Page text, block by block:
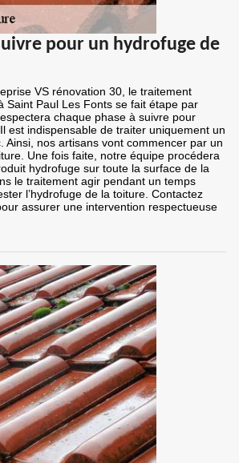
pour un hydrofuge de
VS rénovation 30, le traitement
Saint Paul Les Fonts se fait étape par
chaque phase à suivre pour
est indispensable de traiter uniquement un
Ainsi, nos artisans vont commencer par un
Une fois faite, notre équipe procédera
hydrofuge sur toute la surface de la
le traitement agir pendant un temps
l’hydrofuge de la toiture. Contactez
assurer une intervention respectueuse